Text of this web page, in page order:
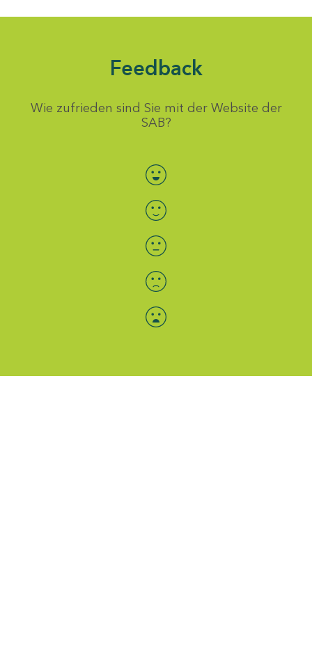
Feedback
Wie zufrieden sind Sie mit der Website der
SAB?
Bewertung auswählen